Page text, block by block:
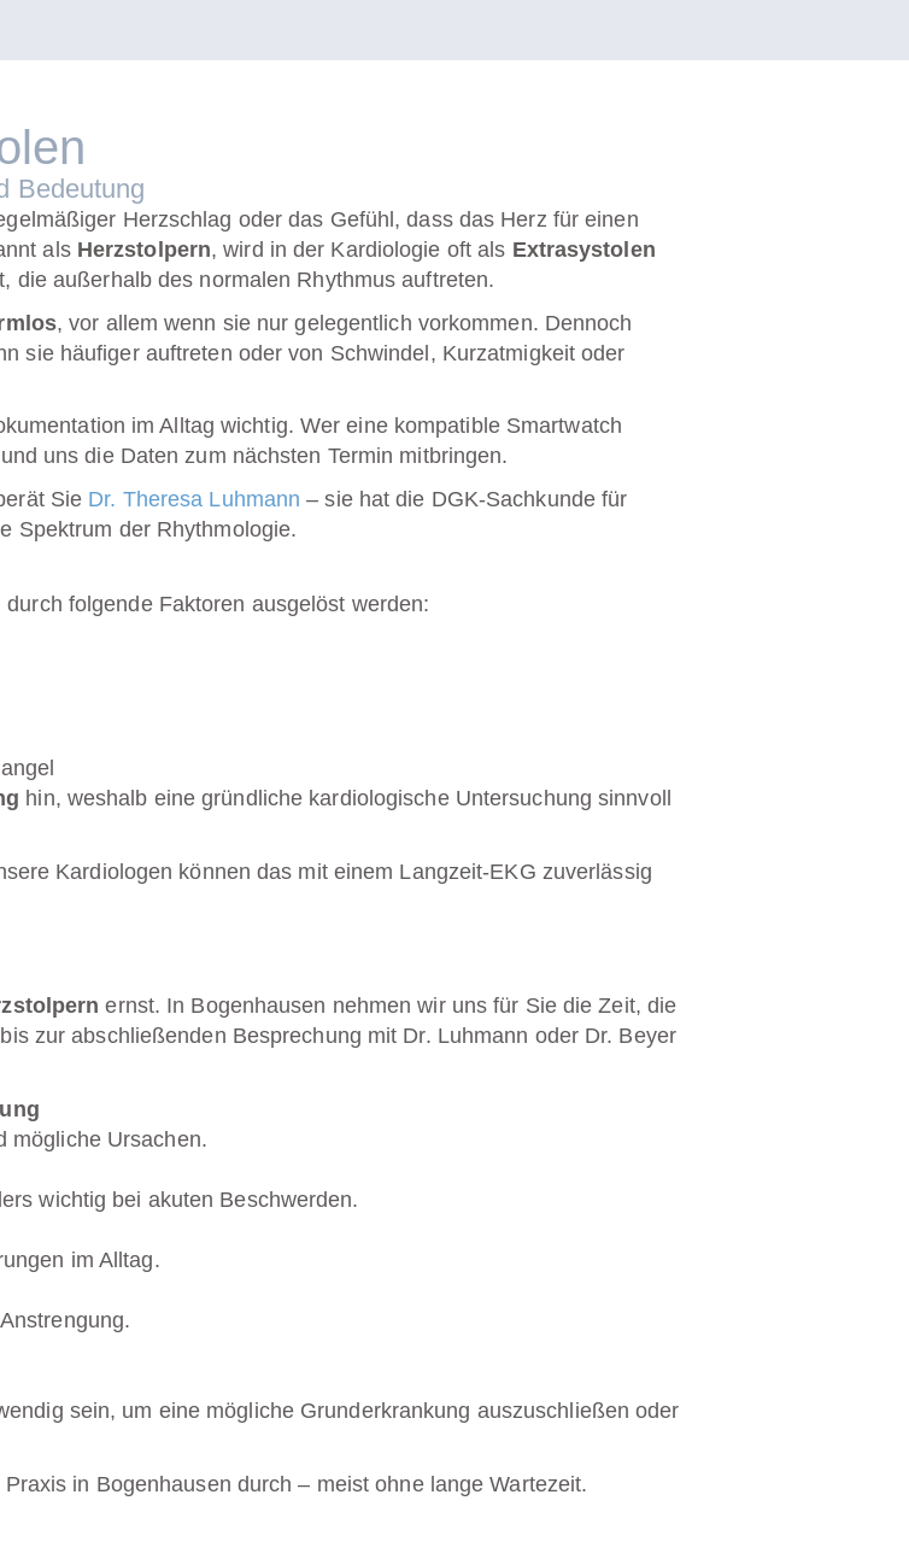
Bedeutung
Herzschlag oder das Gefühl, dass das Herz für einen
als Herzstolpern, wird in der Kardiologie oft als Extrasystolen
die außerhalb des normalen Rhythmus auftreten.
, vor allem wenn sie nur gelegentlich vorkommen. Dennoch
sie häufiger auftreten oder von Schwindel, Kurzatmigkeit oder
im Alltag wichtig. Wer eine kompatible Smartwatch
und uns die Daten zum nächsten Termin mitbringen.
Sie Dr. Theresa Luhmann – sie hat die DGK-Sachkunde für
Spektrum der Rhythmologie.
folgende Faktoren ausgelöst werden:
hin, weshalb eine gründliche kardiologische Untersuchung sinnvoll
Kardiologen können das mit einem Langzeit-EKG zuverlässig
ernst. In Bogenhausen nehmen wir uns für Sie die Zeit, die
zur abschließenden Besprechung mit Dr. Luhmann oder Dr. Beyer
mögliche Ursachen.
wichtig bei akuten Beschwerden.
im Alltag.
sein, um eine mögliche Grunderkrankung auszuschließen oder
in Bogenhausen durch – meist ohne lange Wartezeit.